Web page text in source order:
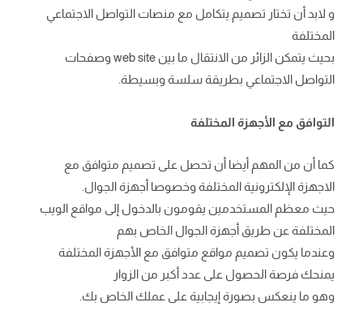
و لابد أن تختار تصميم يتكامل مع منصات التواصل الاجتماعي
المختلفة
بحيث يتمكن الزائر من الانتقال ما بين web site
وصفحات
التواصل الاجتماعي بطريقة سلسة وبسيطة.
التوافق مع الأجهزة المختلفة
كما أن من المهم أيضا أن تحصل على تصميم متوافق مع
الاجهزة الإلكترونية المختلفة وخصوصا أجهزة الجوال.
حيث معظم المستخدمين يقومون بالدخول إلى مواقع الويب
المختلفة عن طريق أجهزة الجوال الخاص بهم
وعندما يكون تصميم مواقع متوافق مع الأجهزة المختلفة
يمنحك فرصة الحصول على عدد أكبر من الزوار
وهو ما ينعكس بصورة إيجابية على عملك الخاص بك.